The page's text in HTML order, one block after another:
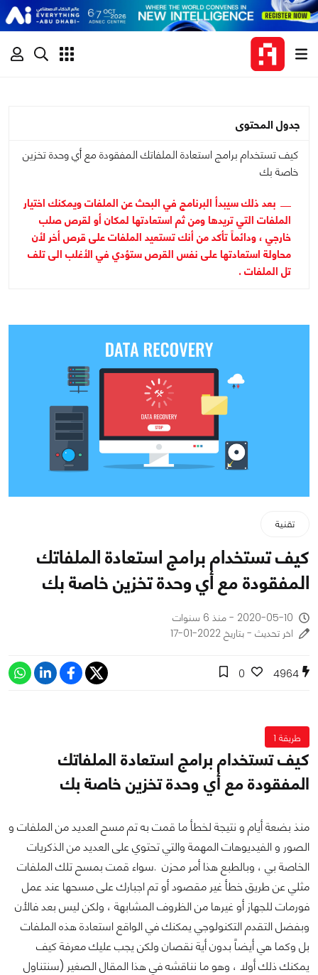
جدول المحتوى
كيف تستخدام برامج استعادة الملفاتك المفقودة مع أي وحدة تخزين
خاصة بك
بعد ذلك سيبدأ البرنامج في البحث عن الملفات ويمكنك اختيار
الملفات التي تريدها ومن ثم استعادتها لمكان أو لقرص صلب
خارجي ، ودائماً تأكد من أنك تستعيد الملفات على قرص أخر لأن
محاولة استعادتها على نفس القرص ستؤدي في الأغلب الى تلف
تل الملفات .
تقنية
كيف تستخدام برامج استعادة الملفاتك
المفقودة مع أي وحدة تخزين خاصة بك
2020-05-10 - منذ 6 سنوات
اخر تحديث - بتاريخ 2022-01-17
4964
0
طريقة 1
كيف تستخدام برامج استعادة الملفاتك
المفقودة مع أي وحدة تخزين خاصة بك
منذ بضعة أيام و نتيجة لخطأ ما قمت به تم مسح العديد من الملفات و
الصور و الفيديوهات المهمة والتي تحتوي على العديد من الذكريات
الخاصة بي ، وبالطبع هذا أمر محزن .سواء قمت بمسح تلك الملفات
مثلي عن طريق خطأ غير مقصود أو تم اجبارك على مسحها عند عمل
فورمات للجهاز أو غيرها من الظروف المشابهة ، ولكن ليس بعد فالأن
وبفضل التقدم التكنولوجي يمكنك في الواقع استعادة هذه الملفات
بل وكما هي أيضاً بدون أية نقصان ولكن يجب عليك معرفة كيف
يمكنك ذلك أولا ، وهو ما نناقشه في هذا المقال الصغير (سنتناول